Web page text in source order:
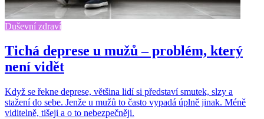
Duševní zdraví
Tichá deprese u mužů – problém, který
není vidět
Když se řekne deprese, většina lidí si představí smutek, slzy a
stažení do sebe. Jenže u mužů to často vypadá úplně jinak. Méně
viditelně, tišeji a o to nebezpečněji.